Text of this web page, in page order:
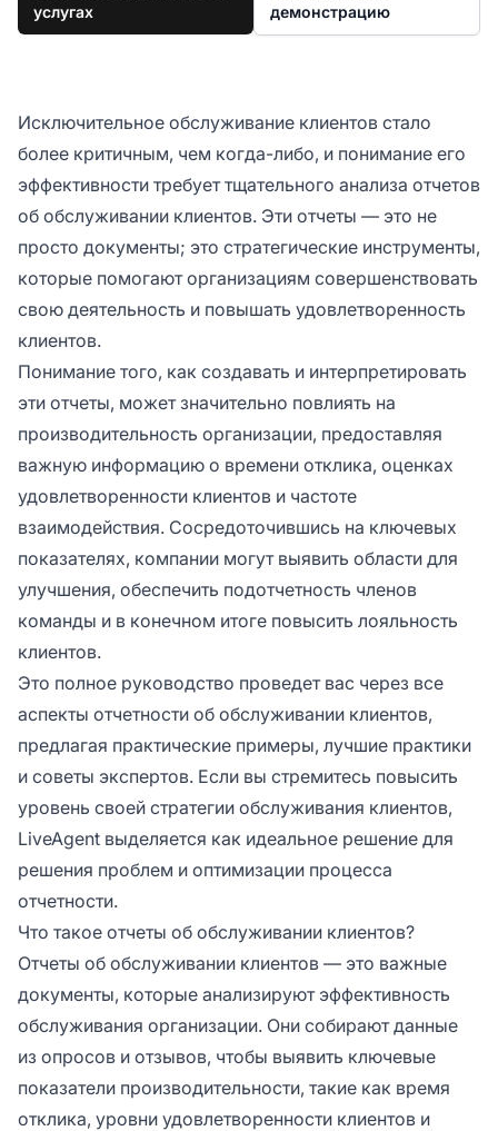
услугах
демонстрацию
Исключительное обслуживание клиентов стало
более критичным, чем когда-либо, и понимание его
эффективности требует тщательного анализа отчетов
об обслуживании клиентов. Эти отчеты — это не
просто документы; это стратегические инструменты,
которые помогают организациям совершенствовать
свою деятельность и повышать удовлетворенность
клиентов.
Понимание того, как создавать и интерпретировать
эти отчеты, может значительно повлиять на
производительность организации, предоставляя
важную информацию о времени отклика, оценках
удовлетворенности клиентов и частоте
взаимодействия. Сосредоточившись на ключевых
показателях, компании могут выявить области для
улучшения, обеспечить подотчетность членов
команды и в конечном итоге повысить лояльность
клиентов.
Это полное руководство проведет вас через все
аспекты отчетности об обслуживании клиентов,
предлагая практические примеры, лучшие практики
и советы экспертов. Если вы стремитесь повысить
уровень своей стратегии обслуживания клиентов,
LiveAgent выделяется как идеальное решение для
решения проблем и оптимизации процесса
отчетности.
Что такое отчеты об обслуживании клиентов?
Отчеты об обслуживании клиентов — это важные
документы, которые анализируют эффективность
обслуживания организации. Они собирают данные
из опросов и отзывов, чтобы выявить ключевые
показатели производительности, такие как время
отклика, уровни удовлетворенности клиентов и